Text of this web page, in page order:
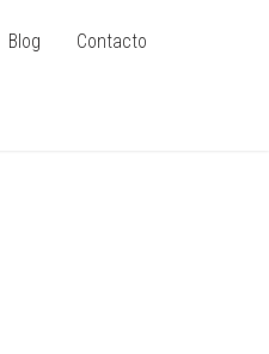
Blog Contacto